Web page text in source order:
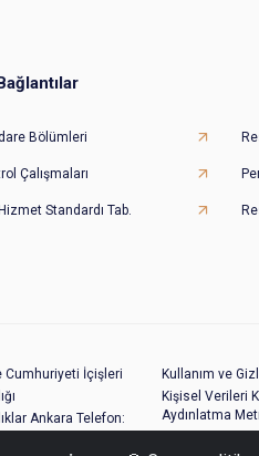
Bölümleri
Çalışmaları
Standardı Tab.
Cumhuriyeti İçişleri
Ankara Telefon:
Kullanım ve
Kişisel Verileri
Aydınlatma
Site Haritası